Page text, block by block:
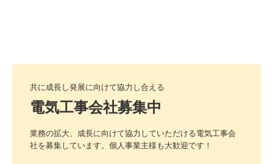
共に成長し発展に向けて協力し合える
電気工事会社募集中
業務の拡大、成長に向けて協力していただける電気工事会
社を募集しています。個人事業主様も大歓迎です！